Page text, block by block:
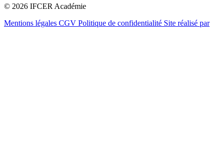
© 2026 IFCER Académie
Mentions légales CGV Politique de confidentialité Site réalisé par